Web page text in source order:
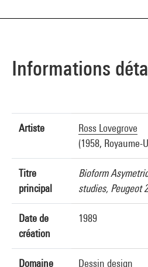
Informations
Artiste
Ross Lovegrove
(1958, Royaume-
Titre
principal
Bioform
studies, Peugeot
Date de
création
1989
Domaine Dessin design